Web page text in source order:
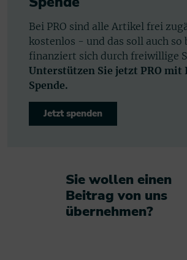
Bei PRO sind alle Artikel frei
kostenlos - und das soll auch so
finanziert sich durch freiwillige
Unterstützen Sie jetzt PRO mit
Spende.
Jetzt spenden
Sie wollen einen
Beitrag von uns
übernehmen?​